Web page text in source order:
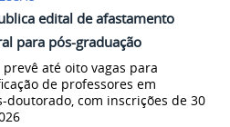
edital de afastamento
para pós-graduação
prevê até oito vagas para
de professores em
doutorado, com inscrições de 30